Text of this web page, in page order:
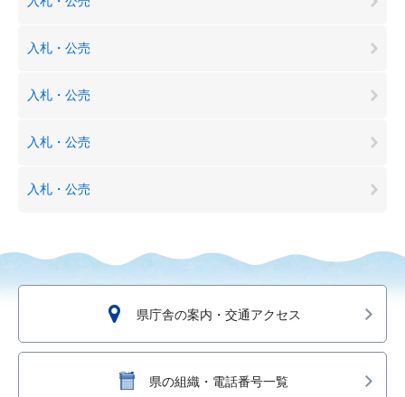
入札・公売
入札・公売
入札・公売
入札・公売
県庁舎の案内・交通アクセス
県の組織・電話番号一覧